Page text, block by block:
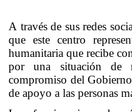
A través de sus redes
que este centro
humanitaria que recibe
por una situación de
compromiso del
de apoyo a las personas